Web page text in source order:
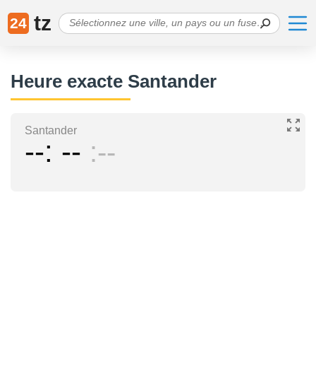
24 tz
Heure exacte Santander
Santander
-- -- --